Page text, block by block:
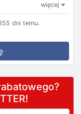
więcej
dni temu.